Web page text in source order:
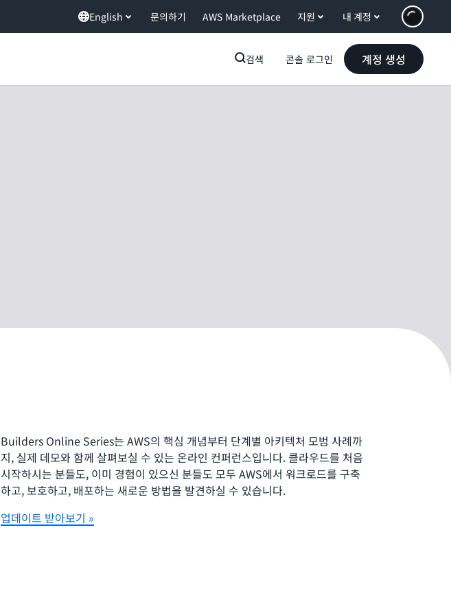
English 문의하기 AWS Marketplace 지원 내 계정
검색 콘솔 로그인 계정 생성
Builders Online Series는 AWS의 핵심 개념부터 단계별 아키텍처 모범 사례까
지, 실제 데모와 함께 살펴보실 수 있는 온라인 컨퍼런스입니다. 클라우드를 처음
시작하시는 분들도, 이미 경험이 있으신 분들도 모두 AWS에서 워크로드를 구축
하고, 보호하고, 배포하는 새로운 방법을 발견하실 수 있습니다.
업데이트 받아보기 »